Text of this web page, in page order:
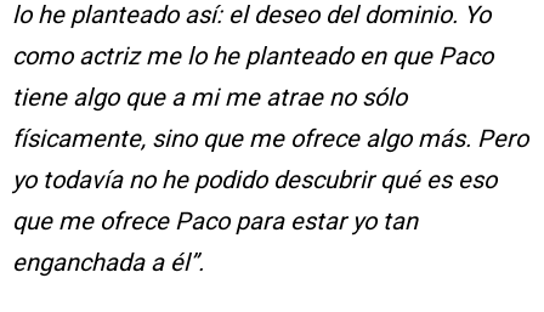
lo he planteado así: el deseo del dominio. Yo
como actriz me lo he planteado en que Paco
tiene algo que a mi me atrae no sólo
físicamente, sino que me ofrece algo más. Pero
yo todavía no he podido descubrir qué es eso
que me ofrece Paco para estar yo tan
enganchada a él”.